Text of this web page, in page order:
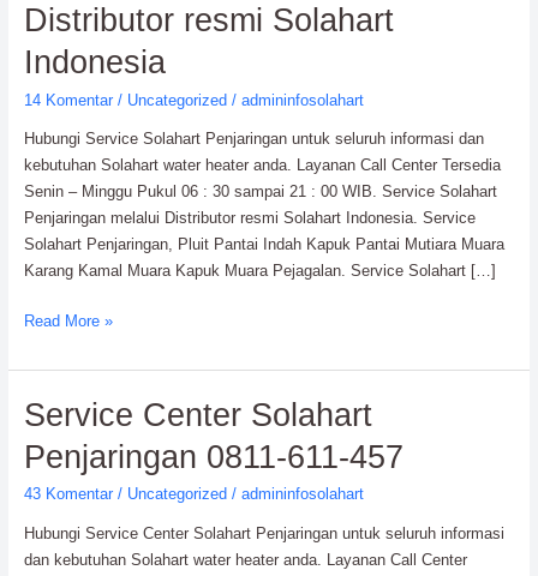
Distributor resmi Solahart
Indonesia
14 Komentar / Uncategorized/ admininfosolahart
Hubungi Service Solahart Penjaringan untuk seluruh informasi dan
kebutuhan Solahart water heater anda. Layanan Call Center Tersedia
Senin – Minggu Pukul 06 : 30 sampai 21 : 00 WIB. Service Solahart
Penjaringan melalui Distributor resmi Solahart Indonesia. Service
Solahart Penjaringan, Pluit Pantai Indah Kapuk Pantai Mutiara Muara
Karang Kamal Muara Kapuk Muara Pejagalan. Service Solahart […]
Read More »
Service Center Solahart
Penjaringan 0811-611-457
43 Komentar / Uncategorized / admininfosolahart
Hubungi Service Center Solahart Penjaringan untuk seluruh informasi
dan kebutuhan Solahart water heater anda. Layanan Call Center
Service
Center
Solahart
Penjaringan
611-
457